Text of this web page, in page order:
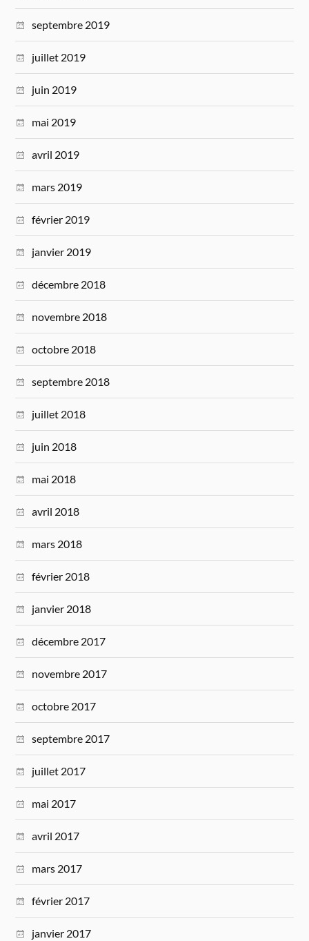
septembre 2019
juillet 2019
juin 2019
mai 2019
avril 2019
mars 2019
février 2019
janvier 2019
décembre 2018
novembre 2018
octobre 2018
septembre 2018
juillet 2018
juin 2018
mai 2018
avril 2018
mars 2018
février 2018
janvier 2018
décembre 2017
novembre 2017
octobre 2017
septembre 2017
juillet 2017
mai 2017
avril 2017
mars 2017
février 2017
janvier 2017